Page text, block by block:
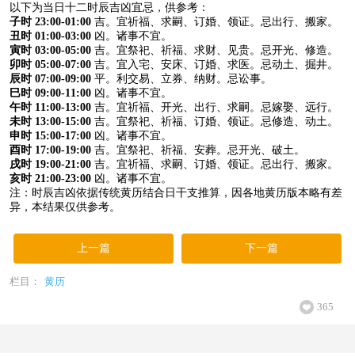
以下为当日十二时辰吉凶宜忌，供参考：
子时 23:00-01:00 吉。宜祈福、求嗣、订婚、领证。忌出行、搬家。
丑时 01:00-03:00 凶。诸事不宜。
寅时 03:00-05:00 吉。宜祭祀、祈福、求财、见贵。忌开光、修造。
卯时 05:00-07:00 吉。宜入宅、安床、订婚、求医。忌动土、掘井。
辰时 07:00-09:00 平。利交易、立券、纳财。忌讼事。
巳时 09:00-11:00 凶。诸事不宜。
午时 11:00-13:00 吉。宜祈福、开光、出行、求嗣。忌嫁娶、远行。
未时 13:00-15:00 吉。宜祭祀、祈福、订婚、领证。忌修造、动土。
申时 15:00-17:00 凶。诸事不宜。
酉时 17:00-19:00 吉。宜祭祀、祈福、安葬。忌开光、破土。
戌时 19:00-21:00 吉。宜祈福、求嗣、订婚、领证。忌出行、搬家。
亥时 21:00-23:00 凶。诸事不宜。
注：时辰吉凶依据传统黄历结合日干支推算，因各地黄历版本略有差
异，本结果仅供参考。
上一篇 下一篇
栏目： 黄历
365